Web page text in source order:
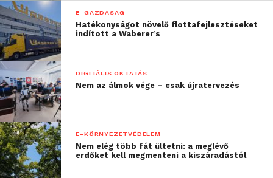
E-GAZDASÁG
Hatékonyságot növelő flottafejlesztéseket
indított a Waberer’s
DIGITÁLIS OKTATÁS
Nem az álmok vége – csak újratervezés
E-KÖRNYEZETVÉDELEM
Nem elég több fát ültetni: a meglévő
erdőket kell megmenteni a kiszáradástól